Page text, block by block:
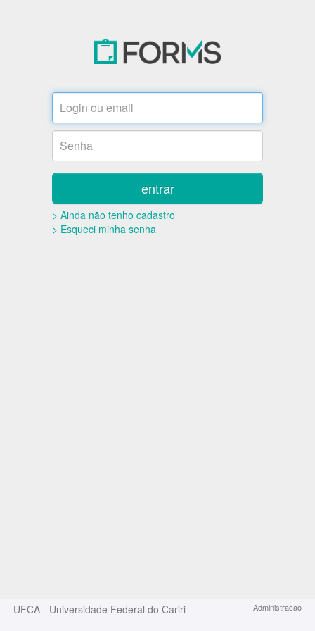
entrar
> Ainda não tenho cadastro
> Esqueci minha senha
UFCA - Universidade Federal do Cariri Administracao